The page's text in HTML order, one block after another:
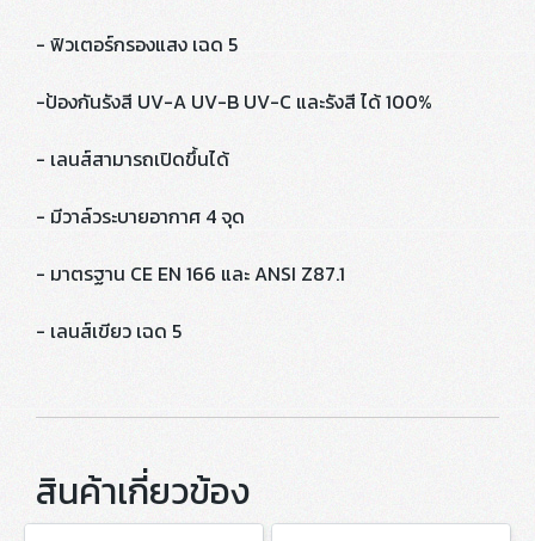
- ฟิวเตอร์กรองแสง เฉด 5
-ป้องกันรังสี UV-A UV-B UV-C และรังสี ได้ 100%
- เลนส์สามารถเปิดขึ้นได้
- มีวาล์วระบายอากาศ 4 จุด
- มาตรฐาน CE EN 166 และ ANSI Z87.1
- เลนส์เขียว เฉด 5
สินค้าเกี่ยวข้อง